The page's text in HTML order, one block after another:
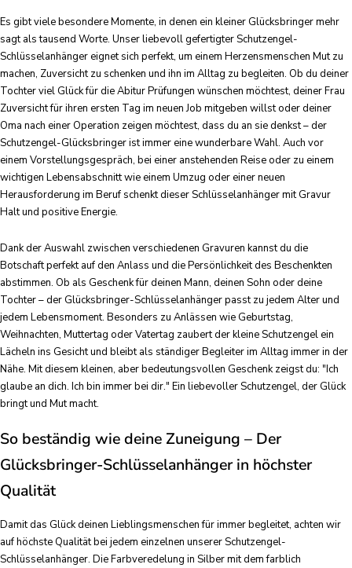
Es gibt viele besondere Momente, in denen ein kleiner Glücksbringer mehr
sagt als tausend Worte. Unser liebevoll gefertigter Schutzengel-
Schlüsselanhänger eignet sich perfekt, um einem Herzensmenschen Mut zu
machen, Zuversicht zu schenken und ihn im Alltag zu begleiten. Ob du deiner
Tochter viel Glück für die Abitur Prüfungen wünschen möchtest, deiner Frau
Zuversicht für ihren ersten Tag im neuen Job mitgeben willst oder deiner
Oma nach einer Operation zeigen möchtest, dass du an sie denkst – der
Schutzengel-Glücksbringer ist immer eine wunderbare Wahl. Auch vor
einem Vorstellungsgespräch, bei einer anstehenden Reise oder zu einem
wichtigen Lebensabschnitt wie einem Umzug oder einer neuen
Herausforderung im Beruf schenkt dieser Schlüsselanhänger mit Gravur
Halt und positive Energie.
Dank der Auswahl zwischen verschiedenen Gravuren kannst du die
Botschaft perfekt auf den Anlass und die Persönlichkeit des Beschenkten
abstimmen. Ob als Geschenk für deinen Mann, deinen Sohn oder deine
Tochter – der Glücksbringer-Schlüsselanhänger passt zu jedem Alter und
jedem Lebensmoment. Besonders zu Anlässen wie Geburtstag,
Weihnachten, Muttertag oder Vatertag zaubert der kleine Schutzengel ein
Lächeln ins Gesicht und bleibt als ständiger Begleiter im Alltag immer in der
Nähe. Mit diesem kleinen, aber bedeutungsvollen Geschenk zeigst du: "Ich
glaube an dich. Ich bin immer bei dir." Ein liebevoller Schutzengel, der Glück
bringt und Mut macht.
So beständig wie deine Zuneigung – Der
Glücksbringer-Schlüsselanhänger in höchster
Qualität
Damit das Glück deinen Lieblingsmenschen für immer begleitet, achten wir
auf höchste Qualität bei jedem einzelnen unserer Schutzengel-
Schlüsselanhänger. Die Farbveredelung in Silber mit dem farblich